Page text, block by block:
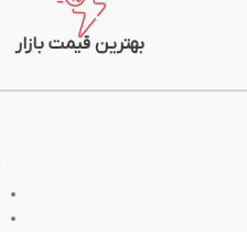
بهترین قیمت بازار